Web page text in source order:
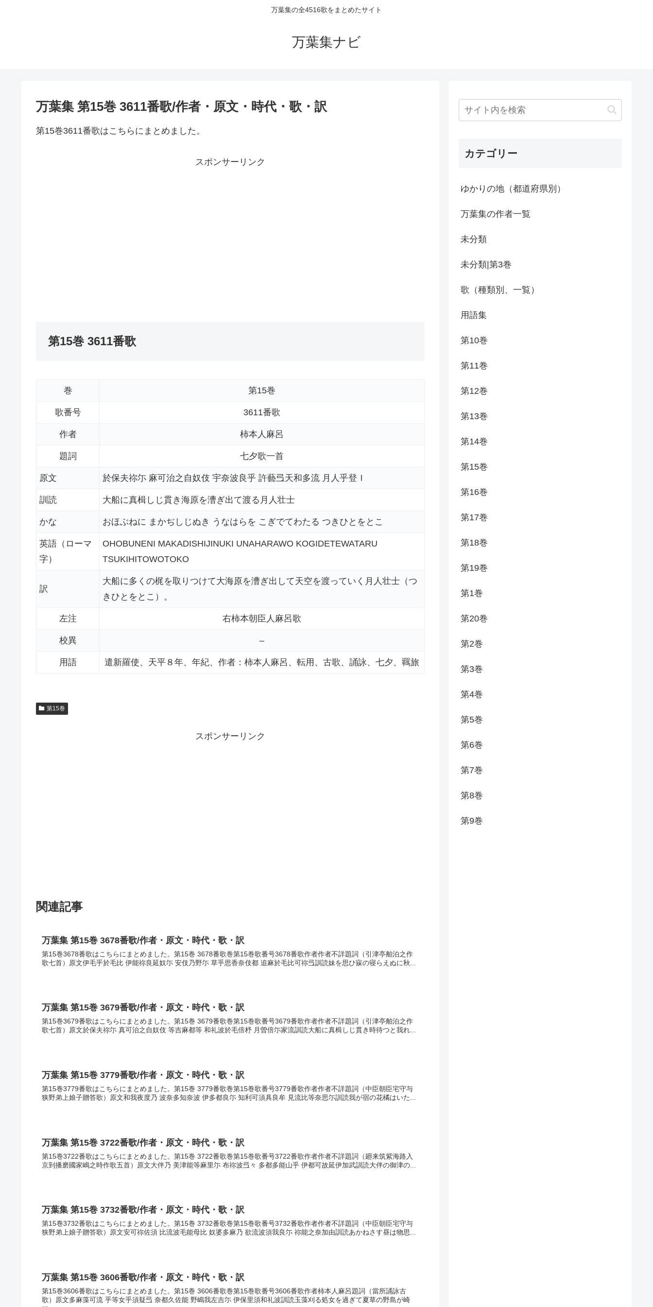
万葉集の全4516歌をまとめたサイト
万葉集ナビ
万葉集 第15巻 3611番歌/作者・原文・時代・歌・訳
第15巻3611番歌はこちらにまとめました。
スポンサーリンク
第15巻 3611番歌
巻 第15巻
歌番号 3611番歌
作者 柿本人麻呂
題詞 七夕歌一首
原文 於保夫祢尓 麻可治之自奴伎 宇奈波良乎 許藝弖天和多流 月人乎登Ｉ
訓読 大船に真楫しじ貫き海原を漕ぎ出て渡る月人壮士
かな おほぶねに まかぢしじぬき うなはらを こぎでてわたる つきひとをとこ
英語（ローマ
字）
OHOBUNENI MAKADISHIJINUKI UNAHARAWO KOGIDETEWATARU
TSUKIHITOWOTOKO
訳
大船に多くの梶を取りつけて大海原を漕ぎ出して天空を渡っていく月人壮士（つ
きひとをとこ）。
左注 右柿本朝臣人麻呂歌
校異 –
用語 遣新羅使、天平８年、年紀、作者：柿本人麻呂、転用、古歌、誦詠、七夕、羈旅
第15巻
スポンサーリンク
関連記事
万葉集 第15巻 3678番歌/作者・原文・時代・歌・訳
第15巻3678番歌はこちらにまとめました。第15巻 3678番歌巻第15巻歌番号3678番歌作者作者不詳題詞（引津亭舶泊之作
歌七首）原文伊毛乎於毛比 伊能祢良延奴尓 安伎乃野尓 草乎思香奈伎都 追麻於毛比可祢弖訓読妹を思ひ寐の寝らえぬに秋...
万葉集 第15巻 3679番歌/作者・原文・時代・歌・訳
第15巻3679番歌はこちらにまとめました。第15巻 3679番歌巻第15巻歌番号3679番歌作者作者不詳題詞（引津亭舶泊之作
歌七首）原文於保夫祢尓 真可治之自奴伎 等吉麻都等 和礼波於毛倍杼 月曽倍尓家流訓読大船に真楫しじ貫き時待つと我れ...
万葉集 第15巻 3779番歌/作者・原文・時代・歌・訳
第15巻3779番歌はこちらにまとめました。第15巻 3779番歌巻第15巻歌番号3779番歌作者作者不詳題詞（中臣朝臣宅守与
狭野弟上娘子贈答歌）原文和我夜度乃 波奈多知奈波 伊多都良尓 知利可須具良牟 見流比等奈思尓訓読我が宿の花橘はいた...
万葉集 第15巻 3722番歌/作者・原文・時代・歌・訳
第15巻3722番歌はこちらにまとめました。第15巻 3722番歌巻第15巻歌番号3722番歌作者作者不詳題詞（廻来筑紫海路入
京到播磨國家嶋之時作歌五首）原文大伴乃 美津能等麻里尓 布祢波弖々 多都多能山乎 伊都可故延伊加武訓読大伴の御津の...
万葉集 第15巻 3732番歌/作者・原文・時代・歌・訳
第15巻3732番歌はこちらにまとめました。第15巻 3732番歌巻第15巻歌番号3732番歌作者作者不詳題詞（中臣朝臣宅守与
狭野弟上娘子贈答歌）原文安可祢佐須 比流波毛能母比 奴婆多麻乃 欲流波須我良尓 祢能之奈加由訓読あかねさす昼は物思...
万葉集 第15巻 3606番歌/作者・原文・時代・歌・訳
第15巻3606番歌はこちらにまとめました。第15巻 3606番歌巻第15巻歌番号3606番歌作者柿本人麻呂題詞（當所誦詠古
歌）原文多麻藻可流 乎等女乎須疑弖 奈都久佐能 野嶋我左吉尓 伊保里須和礼波訓読玉藻刈る処女を過ぎて夏草の野島が崎
カテゴリー
ゆかりの地（都道府県別）
万葉集の作者一覧
未分類
未分類|第3巻
歌（種類別、一覧）
用語集
第10巻
第11巻
第12巻
第13巻
第14巻
第15巻
第16巻
第17巻
第18巻
第19巻
第1巻
第20巻
第2巻
第3巻
第4巻
第5巻
第6巻
第7巻
第8巻
第9巻